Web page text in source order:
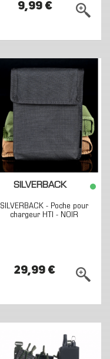
9,99 €
SILVERBACK
SILVERBACK - Poche pour
chargeur HTI - NOIR
29,99 €